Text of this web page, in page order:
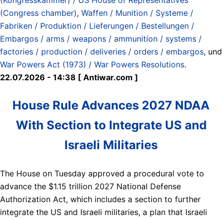
(Congress chamber), Waffen / Munition / Systeme /
Fabriken / Produktion / Lieferungen / Bestellungen /
Embargos / arms / weapons / ammunitíon / systems /
factories / production / deliveries / orders / embargos, und
War Powers Act (1973) / War Powers Resolutions.
22.07.2026 - 14:38 [ Antiwar.com ]
House Rule Advances 2027 NDAA
With Section to Integrate US and
Israeli Militaries
The House on Tuesday approved a procedural vote to
advance the $1.15 trillion 2027 National Defense
Authorization Act, which includes a section to further
integrate the US and Israeli militaries, a plan that Israeli